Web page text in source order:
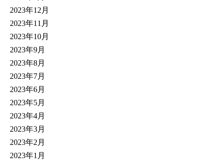
2023年12月
2023年11月
2023年10月
2023年9月
2023年8月
2023年7月
2023年6月
2023年5月
2023年4月
2023年3月
2023年2月
2023年1月